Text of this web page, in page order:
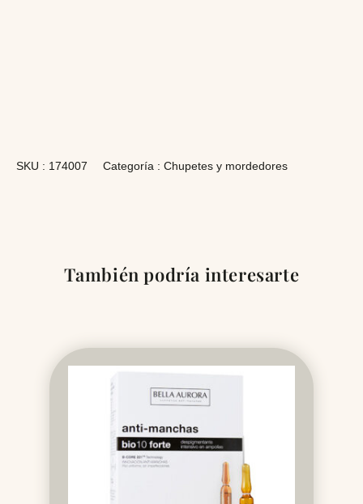
SKU : 174007 Categoría : Chupetes y mordedores
También podría interesarte